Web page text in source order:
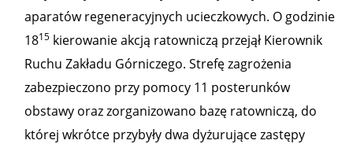
aparatów regeneracyjnych ucieczkowych. O godzinie
1815 kierowanie akcją ratowniczą przejął Kierownik
Ruchu Zakładu Górniczego. Strefę zagrożenia
zabezpieczono przy pomocy 11 posterunków
obstawy oraz zorganizowano bazę ratowniczą, do
której wkrótce przybyły dwa dyżurujące zastępy